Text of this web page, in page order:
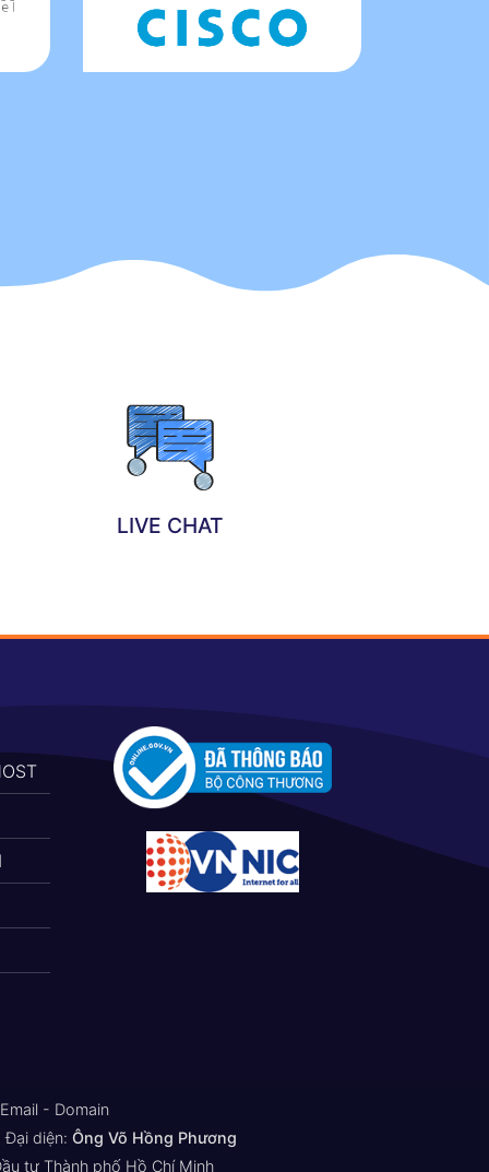
LIVE CHAT
- Domain
Đại diện: Ông Võ Hồng Phương
tư Thành phố Hồ Chí Minh